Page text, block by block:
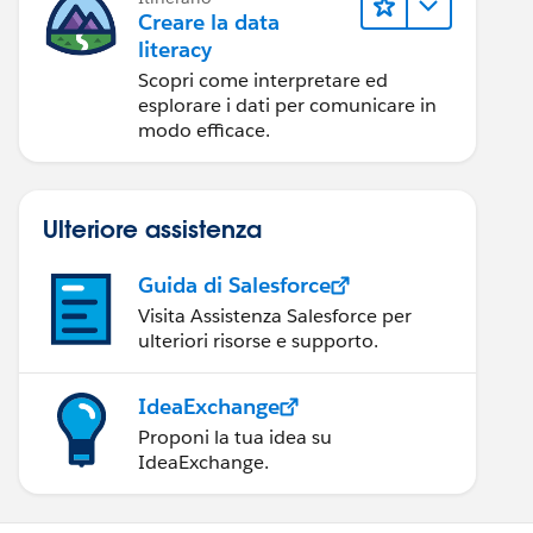
Creare la data
literacy
Scopri come interpretare ed
esplorare i dati per comunicare in
modo efficace.
Ulteriore assistenza
Guida di Salesforce
Visita Assistenza Salesforce per
ulteriori risorse e supporto.
IdeaExchange
Proponi la tua idea su
IdeaExchange.